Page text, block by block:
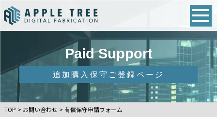
Paid Support
追加購入保守ご登録ページ
TOP > お問い合わせ> 有償保守申請フォーム